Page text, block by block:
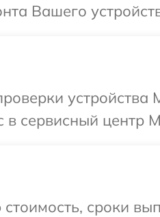
Вашего
устройства
в сервисный центр
сроки